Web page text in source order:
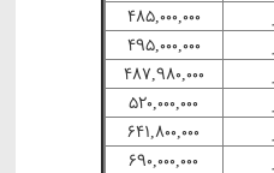
۴۸۵,۰۰۰,۰۰۰
۴۹۵,۰۰۰,۰۰۰
۴۸۷,۹۸۰,۰۰۰
۵۲۰,۰۰۰,۰۰۰
۶۴۱,۸۰۰,۰۰۰
۶۹۰,۰۰۰,۰۰۰